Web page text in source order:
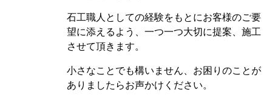
石工職人としての経験をもとにお客様のご要
望に添えるよう、一つ一つ大切に提案、施工
させて頂きます。
小さなことでも構いません、お困りのことが
ありましたらお声かけください。